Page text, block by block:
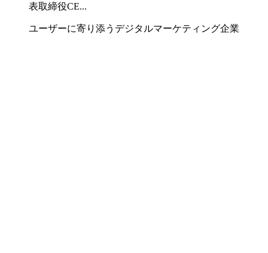
表取締役CE...
ユーザーに寄り添うデジタルマーケティング企業